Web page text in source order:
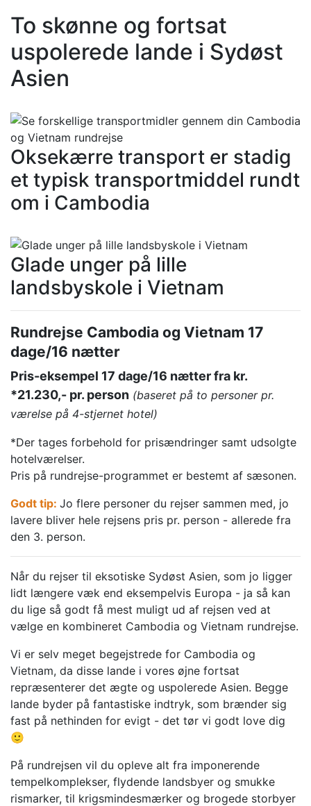
To skønne og fortsat
uspolerede lande i Sydøst
Asien
Oksekærre transport er stadig
et typisk transportmiddel rundt
om i Cambodia
Glade unger på lille
landsbyskole i Vietnam
Rundrejse Cambodia og Vietnam 17
dage/16 nætter
Pris-eksempel 17 dage/16 nætter fra kr.
*21.230,- pr. person (baseret på to personer pr.
værelse på 4-stjernet hotel)
*Der tages forbehold for prisændringer samt udsolgte
hotelværelser.
Pris på rundrejse-programmet er bestemt af sæsonen.
Godt tip: Jo flere personer du rejser sammen med, jo
lavere bliver hele rejsens pris pr. person - allerede fra
den 3. person.
Når du rejser til eksotiske Sydøst Asien, som jo ligger
lidt længere væk end eksempelvis Europa - ja så kan
du lige så godt få mest muligt ud af rejsen ved at
vælge en kombineret Cambodia og Vietnam rundrejse.
Vi er selv meget begejstrede for Cambodia og
Vietnam, da disse lande i vores øjne fortsat
repræsenterer det ægte og uspolerede Asien. Begge
lande byder på fantastiske indtryk, som brænder sig
fast på nethinden for evigt - det tør vi godt love dig
🙂
På rundrejsen vil du opleve alt fra imponerende
tempelkomplekser, flydende landsbyer og smukke
rismarker, til krigsmindesmærker og brogede storbyer